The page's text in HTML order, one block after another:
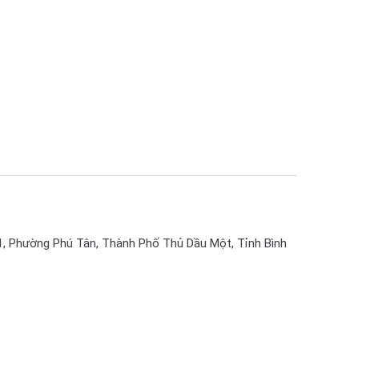
Phường Phú Tân, Thành Phố Thủ Dầu Một, Tỉnh Bình